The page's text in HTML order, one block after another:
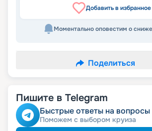
Добавить в избранное
Моментально оповестим о
Поделиться
Пишите в Telegram
Быстрые ответы на вопросы
Поможем с выбором круиза